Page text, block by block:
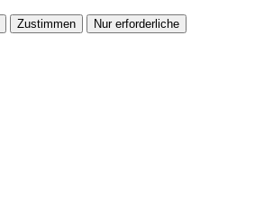
Zustimmen Nur erforderliche